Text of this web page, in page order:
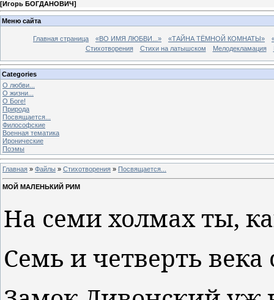
[Игорь БОГДАНОВИЧ]
Меню сайта
Главная страница «ВО ИМЯ ЛЮБВИ...» «ТАЙНА ТЁМНОЙ КОМНАТЫ»
Стихотворения
Стихи на латышском Мелодекламация
Categories
О любви...
О жизни...
О Боге!
Природа
Посвящается...
Философские
Военная тематика
Иронические
Поэмы
Главная » Файлы » Стихотворения » Посвящается...
МОЙ МАЛЕНЬКИЙ РИМ
На семи холмах ты,
Семь и четверть